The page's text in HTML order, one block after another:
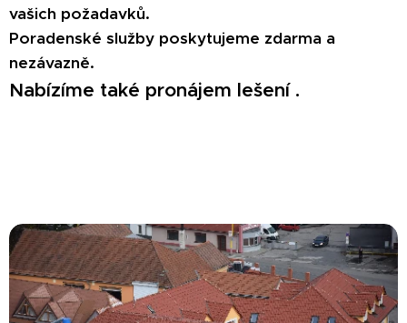
vašich požadavků.
Poradenské služby poskytujeme zdarma a
nezávazně.
Nabízíme také pronájem lešení .